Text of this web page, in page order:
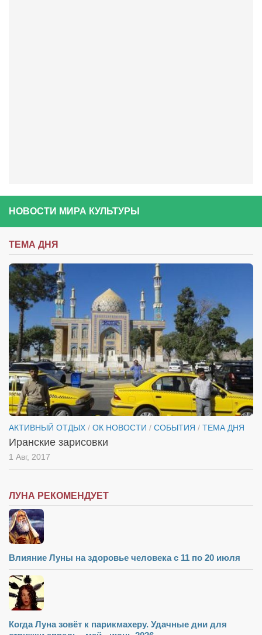
НОВОСТИ МИРА КУЛЬТУРЫ
ТЕМА ДНЯ
АКТИВНЫЙ ОТДЫХ / ОК НОВОСТИ / СОБЫТИЯ / ТЕМА ДНЯ
Иранские зарисовки
1 Авг, 2017
ЛУНА РЕКОМЕНДУЕТ
Влияние Луны на здоровье человека с 11 по 20 июля
Когда Луна зовёт к парикмахеру. Удачные дни для